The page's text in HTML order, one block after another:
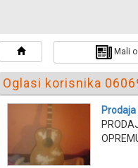
Mali
Oglasi korisnika